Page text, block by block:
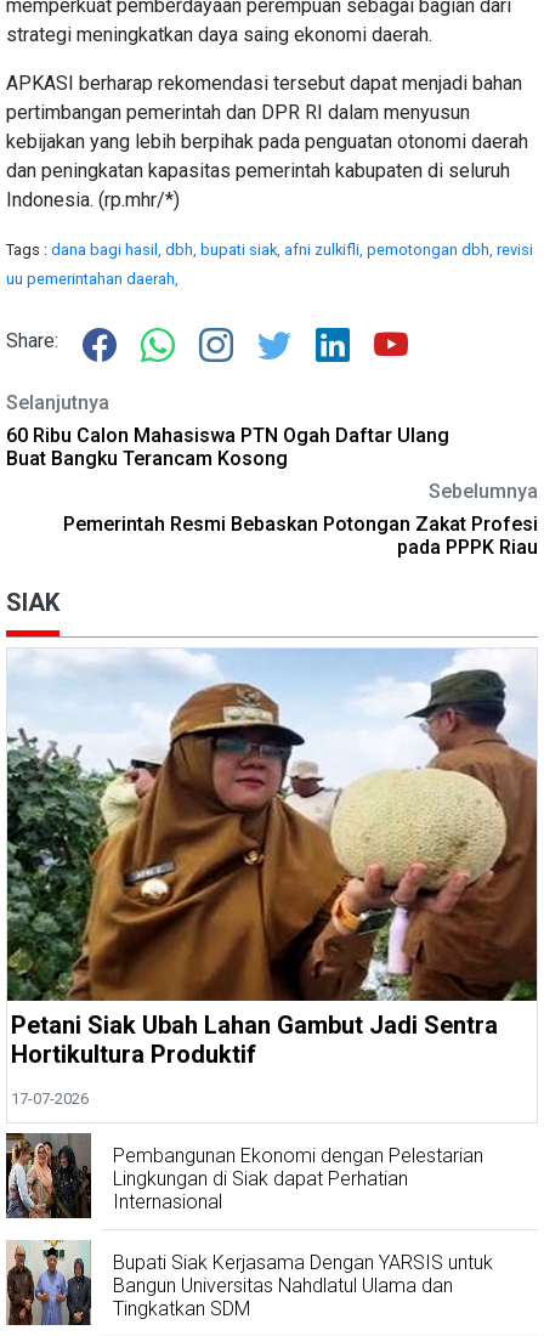
memperkuat pemberdayaan perempuan sebagai bagian dari
strategi meningkatkan daya saing ekonomi daerah.
APKASI berharap rekomendasi tersebut dapat menjadi bahan
pertimbangan pemerintah dan DPR RI dalam menyusun
kebijakan yang lebih berpihak pada penguatan otonomi daerah
dan peningkatan kapasitas pemerintah kabupaten di seluruh
Indonesia. (rp.mhr/*)
Tags : dana bagi hasil, dbh, bupati siak, afni zulkifli, pemotongan dbh, revisi
uu pemerintahan daerah,
Share:
Selanjutnya
60 Ribu Calon Mahasiswa PTN Ogah Daftar Ulang
Buat Bangku Terancam Kosong
Sebelumnya
Pemerintah Resmi Bebaskan Potongan Zakat Profesi
pada PPPK Riau
SIAK
Petani Siak Ubah Lahan Gambut Jadi Sentra
Hortikultura Produktif
17-07-2026
Pembangunan Ekonomi dengan Pelestarian
Lingkungan di Siak dapat Perhatian
Internasional
Bupati Siak Kerjasama Dengan YARSIS untuk
Bangun Universitas Nahdlatul Ulama dan
Tingkatkan SDM